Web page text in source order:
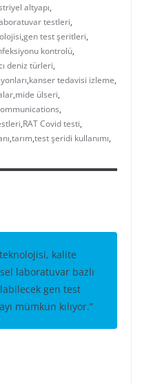
altyapı,
testleri,
,gen test şeritleri,
kontrolü,
deniz türleri,
,kanser tedavisi izleme,
,mide ülseri,
,
,RAT Covid testi,
,tarım,test şeridi kullanımı,
kalite
laboratuvar bazlı
gen test
mümkün kılıyor.”